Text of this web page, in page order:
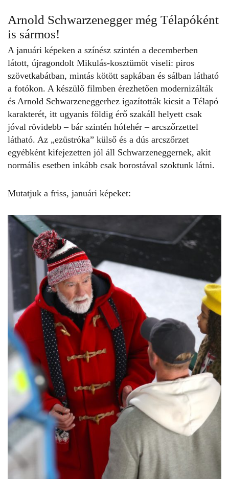
Arnold Schwarzenegger még Télapóként
is sármos!
A januári képeken a színész szintén a decemberben
látott, újragondolt Mikulás-kosztümöt viseli: piros
szövetkabátban, mintás kötött sapkában és sálban látható
a fotókon. A készülő filmben érezhetően modernizálták
és Arnold Schwarzeneggerhez igazították kicsit a Télapó
karakterét, itt ugyanis földig érő szakáll helyett csak
jóval rövidebb – bár szintén hófehér – arcszőrzettel
látható. Az „ezüstróka” külső és a dús arcszőrzet
egyébként kifejezetten jól áll Schwarzeneggernek, akit
normális esetben inkább csak borostával szoktunk látni.
Mutatjuk a friss, januári képeket: